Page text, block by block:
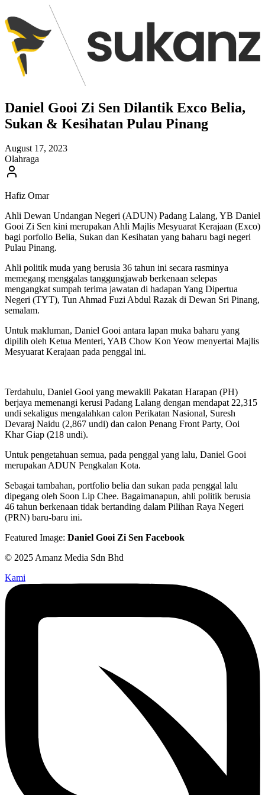
Daniel Gooi Zi Sen Dilantik Exco Belia,
Sukan & Kesihatan Pulau Pinang
August 17, 2023
Olahraga
Hafiz Omar
Ahli Dewan Undangan Negeri (ADUN) Padang Lalang, YB Daniel
Gooi Zi Sen kini merupakan Ahli Majlis Mesyuarat Kerajaan (Exco)
bagi porfolio Belia, Sukan dan Kesihatan yang baharu bagi negeri
Pulau Pinang.
Ahli politik muda yang berusia 36 tahun ini secara rasminya
memegang menggalas tanggungjawab berkenaan selepas
mengangkat sumpah terima jawatan di hadapan Yang Dipertua
Negeri (TYT), Tun Ahmad Fuzi Abdul Razak di Dewan Sri Pinang,
semalam.
Untuk makluman, Daniel Gooi antara lapan muka baharu yang
dipilih oleh Ketua Menteri, YAB Chow Kon Yeow menyertai Majlis
Mesyuarat Kerajaan pada penggal ini.
Terdahulu, Daniel Gooi yang mewakili Pakatan Harapan (PH)
berjaya memenangi kerusi Padang Lalang dengan mendapat 22,315
undi sekaligus mengalahkan calon Perikatan Nasional, Suresh
Devaraj Naidu (2,867 undi) dan calon Penang Front Party, Ooi
Khar Giap (218 undi).
Untuk pengetahuan semua, pada penggal yang lalu, Daniel Gooi
merupakan ADUN Pengkalan Kota.
Sebagai tambahan, portfolio belia dan sukan pada penggal lalu
dipegang oleh Soon Lip Chee. Bagaimanapun, ahli politik berusia
46 tahun berkenaan tidak bertanding dalam Pilihan Raya Negeri
(PRN) baru-baru ini.
Featured Image: Daniel Gooi Zi Sen Facebook
© 2025 Amanz Media Sdn Bhd
Kami